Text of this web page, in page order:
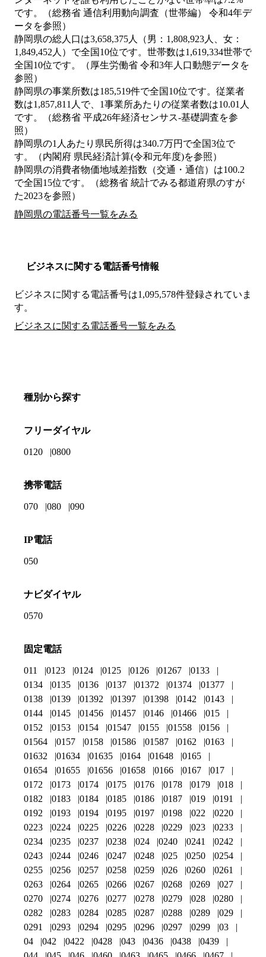
です。（総務省 通信利用動向調査（世帯編） 令和4年デ
ータを参照）
静岡県の総人口は3,658,375人（男：1,808,923人、女：
1,849,452人）で全国10位です。世帯数は1,619,334世帯で
全国10位です。（厚生労働省 令和3年人口動態データを
参照）
静岡県の事業所数は185,519件で全国10位です。従業者
数は1,857,811人で、1事業所あたりの従業者数は10.01人
です。（総務省 平成26年経済センサス‐基礎調査を参
照）
静岡県の1人あたり県民所得は340.7万円で全国3位で
す。（内閣府 県民経済計算(令和元年度)を参照）
静岡県の消費者物価地域差指数（交通・通信）は100.2
で全国15位です。（総務省 統計でみる都道府県のすが
た2023を参照）
静岡県の電話番号一覧をみる
ビジネスに関する電話番号情報
ビジネスに関する電話番号は1,095,578件登録されていま
す。
ビジネスに関する電話番号一覧をみる
種別から探す
フリーダイヤル
0120 0800
携帯電話
070 080 090
IP電話
050
ナビダイヤル
0570
固定電話
011 0123 0124 0125 0126 01267
0133
0134
0135 0136 0137 01372 01374
01377
0138
0139 01392 01397 01398 0142
0143
0144
0145 01456 01457 0146 01466
015
0152
0153 0154 01547 0155 01558
0156
01564
0157 0158 01586 01587 0162
0163
01632
01634 01635 0164 01648
0165
01654
01655 01656 01658 0166 0167
017
0172
0173 0174 0175 0176 0178 0179
018
0182
0183 0184 0185 0186 0187 019
0191
0192
0193 0194 0195 0197 0198 022
0220
0223
0224 0225 0226 0228 0229 023
0233
0234
0235 0237 0238 024 0240 0241
0242
0243
0244 0246 0247 0248 025 0250
0254
0255
0256 0257 0258 0259 026 0260
0261
0263
0264 0265 0266 0267 0268 0269
027
0270
0274 0276 0277 0278 0279 028
0280
0282
0283 0284 0285 0287 0288 0289
029
0291
0293 0294 0295 0296 0297 0299
03
04
042 0422 0428 043 0436 0438
0439